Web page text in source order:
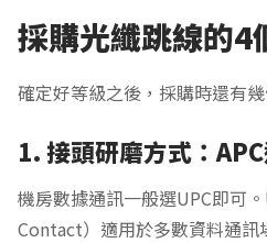
採購光纖跳線的4
確定好等級之後，採購時還有
1. 接頭研磨方式：
機房數據通訊一般選UPC即可
Contact）適用於多數資料通